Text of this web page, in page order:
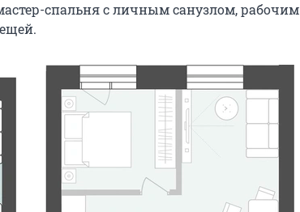
спальня с личным санузлом, рабочим